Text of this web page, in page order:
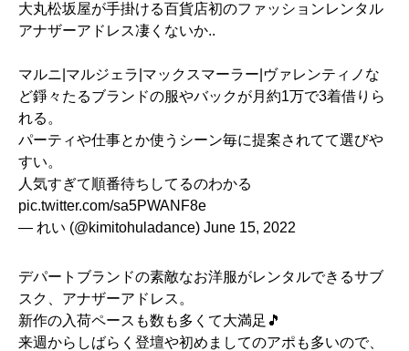
大丸松坂屋が手掛ける百貨店初のファッションレンタル
アナザーアドレス凄くないか..
マルニ|マルジェラ|マックスマーラー|ヴァレンティノな
ど錚々たるブランドの服やバックが月約1万で3着借りら
れる。
パーティや仕事とか使うシーン毎に提案されてて選びや
すい。
人気すぎて順番待ちしてるのわかる
pic.twitter.com/sa5PWANF8e
— れい (@kimitohuladance) June 15, 2022
デパートブランドの素敵なお洋服がレンタルできるサブ
スク、アナザーアドレス。
新作の入荷ペースも数も多くて大満足🎵
来週からしばらく登壇や初めましてのアポも多いので、